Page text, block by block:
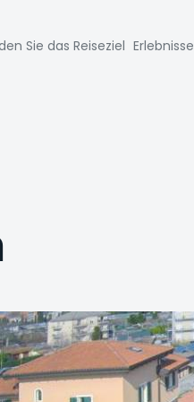
Sie das Reiseziel Erlebnisse